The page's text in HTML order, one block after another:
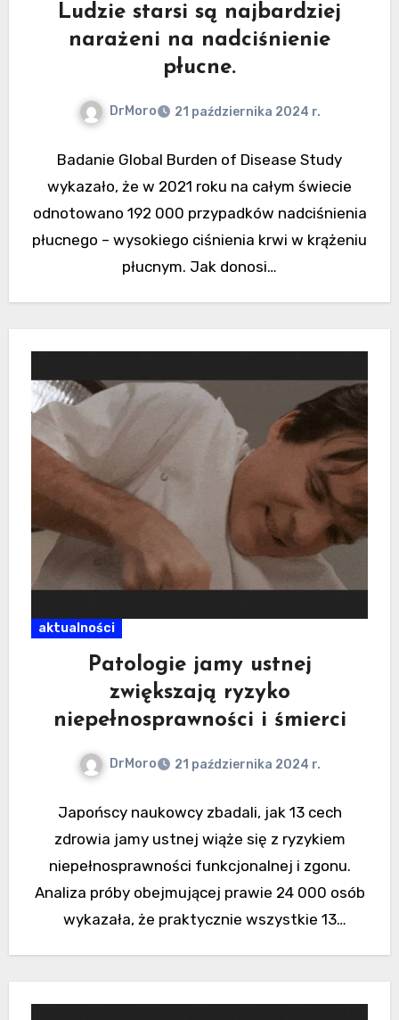
Ludzie starsi są najbardziej
narażeni na nadciśnienie
płucne.
DrMoro 21 października 2024 r.
Badanie Global Burden of Disease Study
wykazało, że w 2021 roku na całym świecie
odnotowano 192 000 przypadków nadciśnienia
płucnego – wysokiego ciśnienia krwi w krążeniu
płucnym. Jak donosi…
aktualności
Patologie jamy ustnej
zwiększają ryzyko
niepełnosprawności i śmierci
DrMoro 21 października 2024 r.
Japońscy naukowcy zbadali, jak 13 cech
zdrowia jamy ustnej wiąże się z ryzykiem
niepełnosprawności funkcjonalnej i zgonu.
Analiza próby obejmującej prawie 24 000 osób
wykazała, że ​​praktycznie wszystkie 13